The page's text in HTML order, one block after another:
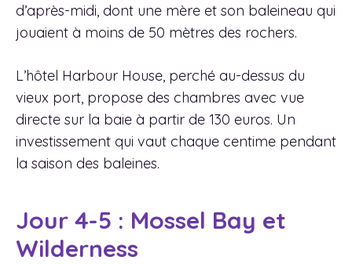
d’après-midi, dont une mère et son baleineau qui
jouaient à moins de 50 mètres des rochers.
L’hôtel Harbour House, perché au-dessus du
vieux port, propose des chambres avec vue
directe sur la baie à partir de 130 euros. Un
investissement qui vaut chaque centime pendant
la saison des baleines.
Jour 4-5 : Mossel Bay et
Wilderness